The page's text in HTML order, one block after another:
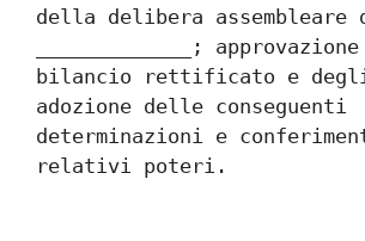
della delibera assembleare
_____________;
bilancio rettificato e
adozione delle conseguenti
determinazioni e
relativi poteri.